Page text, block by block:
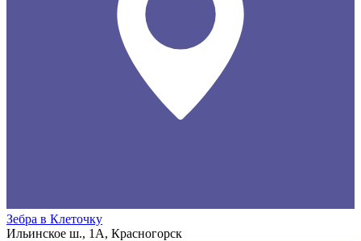
Зебра в Клеточку
Ильинское ш., 1А, Красногорск